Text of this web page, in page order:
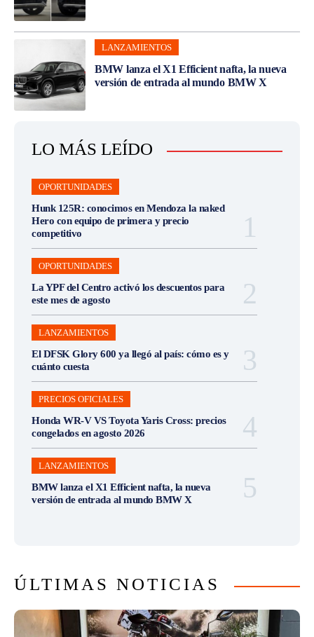
LANZAMIENTOS
BMW lanza el X1 Efficient nafta, la nueva
versión de entrada al mundo BMW X
LO MÁS LEÍDO
OPORTUNIDADES
Hunk 125R: conocimos en Mendoza la naked
Hero con equipo de primera y precio
competitivo
OPORTUNIDADES
La YPF del Centro activó los descuentos para
este mes de agosto
LANZAMIENTOS
El DFSK Glory 600 ya llegó al país: cómo es y
cuánto cuesta
PRECIOS OFICIALES
Honda WR-V VS Toyota Yaris Cross: precios
congelados en agosto 2026
LANZAMIENTOS
BMW lanza el X1 Efficient nafta, la nueva
versión de entrada al mundo BMW X
ÚLTIMAS NOTICIAS